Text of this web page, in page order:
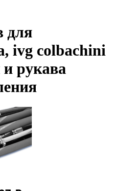
для
ivg colbachini
рукава